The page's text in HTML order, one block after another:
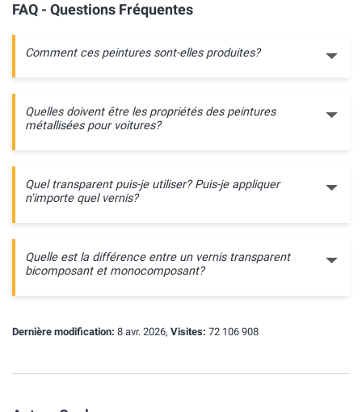
FAQ - Questions Fréquentes
Comment ces peintures sont-elles produites?
Quelles doivent être les propriétés des peintures
métallisées pour voitures?
Quel transparent puis-je utiliser? Puis-je appliquer
n'importe quel vernis?
Quelle est la différence entre un vernis transparent
bicomposant et monocomposant?
Dernière modification: 8 avr. 2026, Visites: 72 106 908